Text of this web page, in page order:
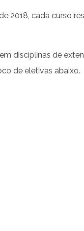
2018, cada curso
disciplinas de
de eletivas abaixo.